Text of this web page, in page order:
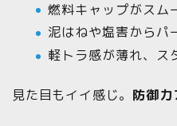
燃料キャップがスム
泥はねや塩害からパ
軽トラ感が薄れ、ス
見た目もイイ感じ。 防御力